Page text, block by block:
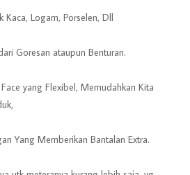
Logam, Porselen, Dll
Goresan ataupun Benturan.
yang Flexibel, Memudahkan Kita
Yang Memberikan Bantalan Extra.